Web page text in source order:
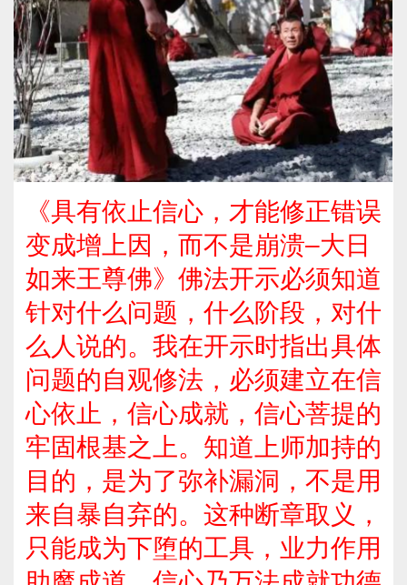
《具有依止信心，才能修正错误
变成增上因，而不是崩溃–大日
如来王尊佛》佛法开示必须知道
针对什么问题，什么阶段，对什
么人说的。我在开示时指出具体
问题的自观修法，必须建立在信
心依止，信心成就，信心菩提的
牢固根基之上。知道上师加持的
目的，是为了弥补漏洞，不是用
来自暴自弃的。这种断章取义，
只能成为下堕的工具，业力作用